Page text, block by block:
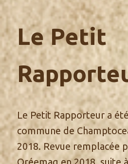
Le Petit
Le Petit Rapporteur a
commune de
2018. Revue remplacée